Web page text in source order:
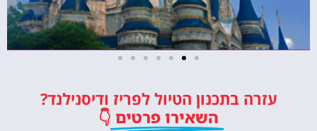
כרטיסי כניסה לפארק השעשועים
הכי מפורסם באירופה!
עזרה בתכנון הטיול לפריז ודיסנילנד?
השאירו פרטים 👇